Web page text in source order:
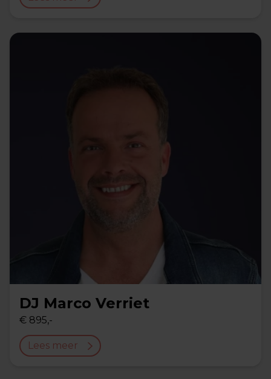
DJ Marco Verriet
€ 895,-
Lees meer